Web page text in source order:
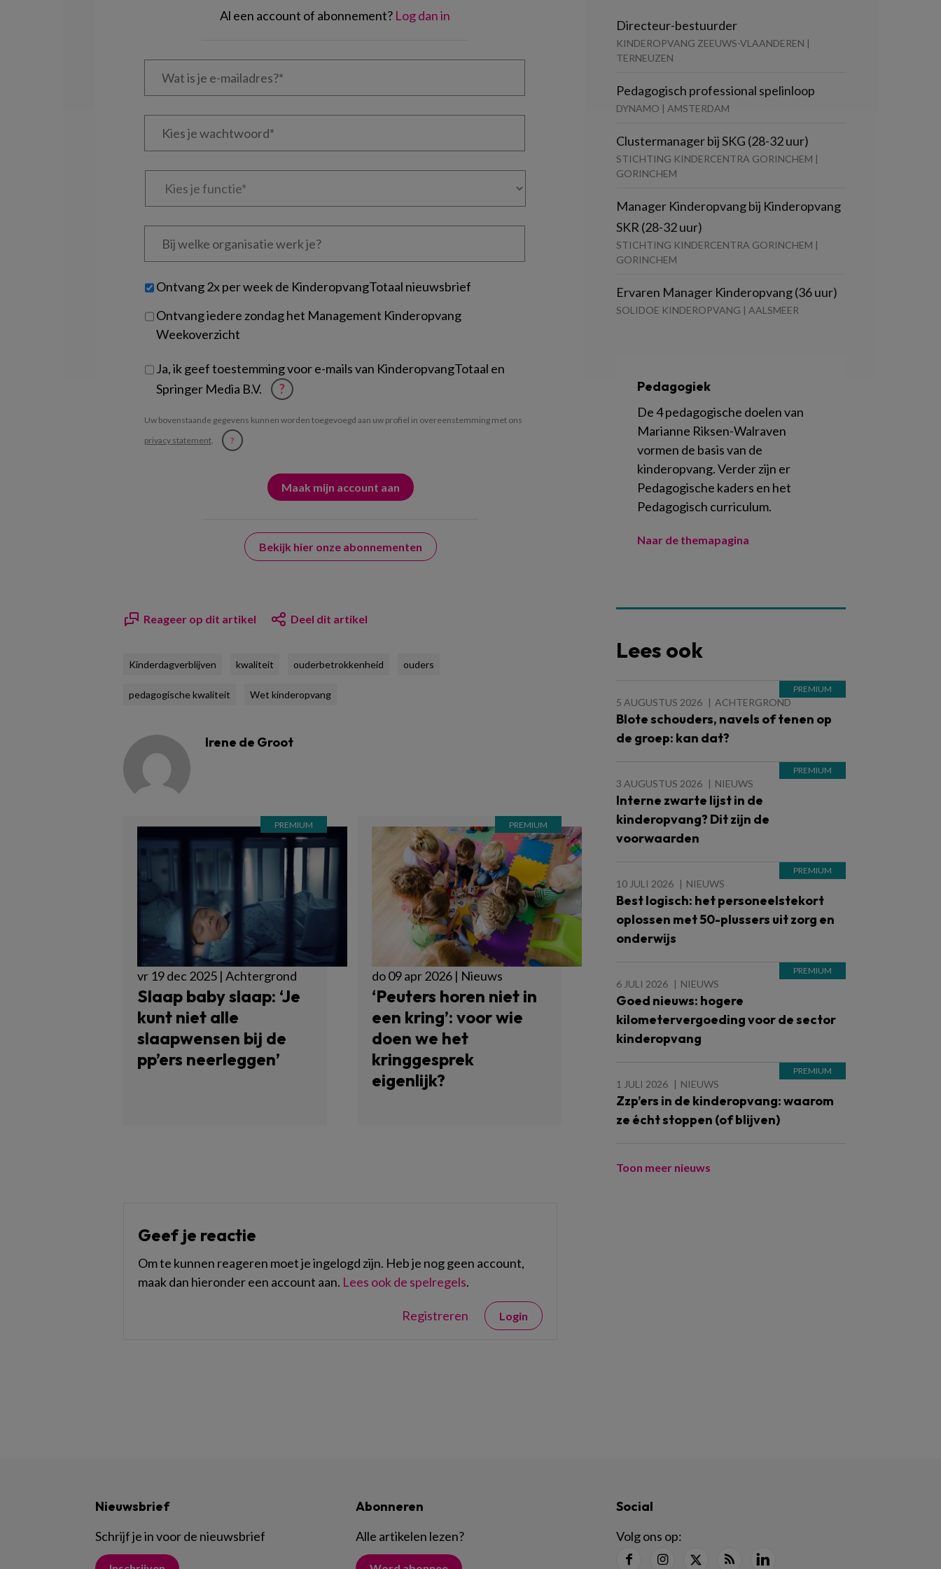
Al een account of abonnement? Log dan in
Wat
Kies
Kies
Bij
welke
je?
Untitled
Ontvang 2x per week de KinderopvangTotaal nieuwsbrief
Ontvang iedere zondag het Management Kinderopvang
Weekoverzicht
Ja, ik geef toestemming voor e-mails van KinderopvangTotaal en
Springer Media B.V.
?
Uw bovenstaande gegevens kunnen worden toegevoegd aan uw profiel in overeenstemming met ons
privacy statement. ?
Bekijk hier onze abonnementen
Reageer op dit artikel Deel dit artikel
Kinderdagverblijven kwaliteit ouderbetrokkenheid ouders
pedagogische kwaliteit Wet kinderopvang
Irene de Groot
vr 19 dec 2025 | Achtergrond
Slaap baby slaap: ‘Je
kunt niet alle
slaapwensen bij de
pp’ers neerleggen’
do 09 apr 2026 | Nieuws
‘Peuters horen niet in
een kring’: voor wie
doen we het
kringgesprek
eigenlijk?
Geef je reactie
Om te kunnen reageren moet je ingelogd zijn. Heb je nog geen account,
maak dan hieronder een account aan. Lees ook de spelregels.
Registreren Login
Directeur-bestuurder
KINDEROPVANG ZEEUWS-VLAANDEREN |
TERNEUZEN
Pedagogisch professional spelinloop
DYNAMO | AMSTERDAM
Clustermanager bij SKG (28-32 uur)
STICHTING KINDERCENTRA GORINCHEM |
GORINCHEM
Manager Kinderopvang bij Kinderopvang
SKR (28-32 uur)
STICHTING KINDERCENTRA GORINCHEM |
GORINCHEM
Ervaren Manager Kinderopvang (36 uur)
SOLIDOE KINDEROPVANG | AALSMEER
Pedagogiek
De 4 pedagogische doelen van
Marianne Riksen-Walraven
vormen de basis van de
kinderopvang. Verder zijn er
Pedagogische kaders en het
Pedagogisch curriculum.
Naar de themapagina
Lees ook
5 AUGUSTUS 2026 ACHTERGROND
Blote schouders, navels of tenen op
de groep: kan dat?
3 AUGUSTUS 2026 NIEUWS
Interne zwarte lijst in de
kinderopvang? Dit zijn de
voorwaarden
10 JULI 2026 NIEUWS
Best logisch: het personeelstekort
oplossen met 50-plussers uit zorg en
onderwijs
6 JULI 2026 NIEUWS
Goed nieuws: hogere
kilometervergoeding voor de sector
kinderopvang
1 JULI 2026 NIEUWS
Zzp’ers in de kinderopvang: waarom
ze écht stoppen (of blijven)
Toon meer nieuws
Nieuwsbrief
Schrijf je in voor de nieuwsbrief
Abonneren
Alle artikelen lezen?
Social
Volg ons op: